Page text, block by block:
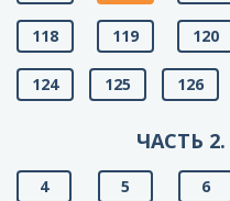
118 119 120
124 125 126
ЧАСТЬ
4 5 6